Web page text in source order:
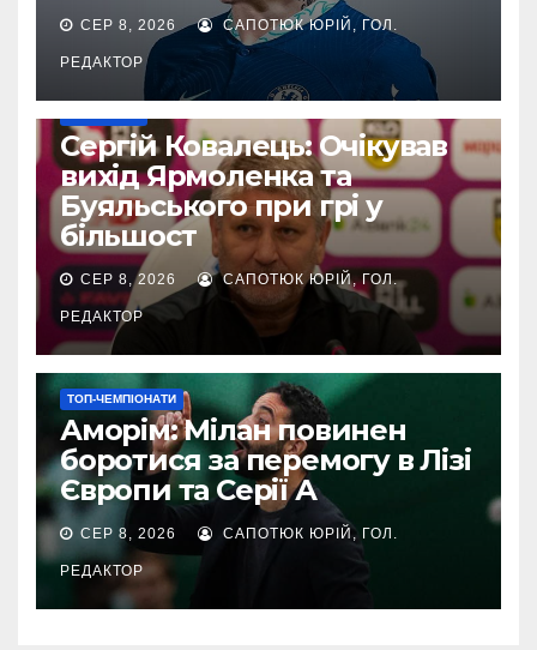
СЕР 8, 2026 САПОТЮК ЮРІЙ, ГОЛ.
РЕДАКТОР
Сергій Ковалець: Очікував
вихід Ярмоленка та
Буяльського при грі у
більшост
СЕР 8, 2026 САПОТЮК ЮРІЙ, ГОЛ.
РЕДАКТОР
ТОП-ЧЕМПІОНАТИ
Аморім: Мілан повинен
боротися за перемогу в Лізі
Європи та Серії А
СЕР 8, 2026 САПОТЮК ЮРІЙ, ГОЛ.
РЕДАКТОР